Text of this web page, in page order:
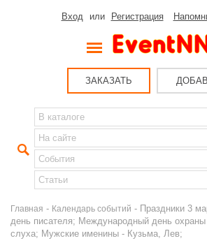
Вход или Регистрация
ЗАКАЗАТЬ
Главная - Календарь событий - Праздники 3
день писателя; Международный день охраны
слуха; Мужские именины - Кузьма, Лев;